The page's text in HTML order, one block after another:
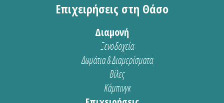
Επιχειρήσεις στη Θάσο
Διαμονή
Ξενοδοχεία
Δωμάτια & Διαμερίσματα
Βίλες
Κάμπινγκ